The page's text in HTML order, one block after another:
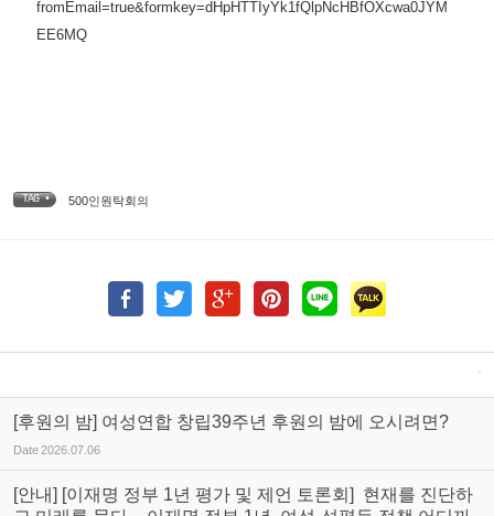
fromEmail=true&formkey=dHpHTTIyYk1fQlpNcHBfOXcwa0JYM
EE6MQ
TAG • 500인원탁회의
[후원의 밤] 여성연합 창립39주년 후원의 밤에 오시려면?
Date2026.07.06
[안내] [이재명 정부 1년 평가 및 제언 토론회] 현재를 진단하